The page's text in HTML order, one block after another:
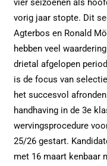
vier seizoenen als
vorig jaar stopte. Dit
Agterbos en Ronald
hebben veel
drietal afgelopen
is de focus van
het succesvol
handhaving in de 3e
wervingsprocedure
25/26 gestart.
met 16 maart kenbaar